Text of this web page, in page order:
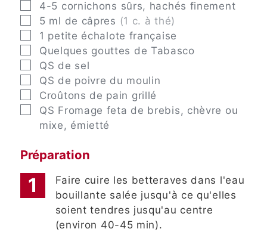
▢
4-5 cornichons sûrs, hachés finement
▢
5 ml de câpres (1 c. à thé)
▢
1 petite échalote française
▢
Quelques gouttes de Tabasco
▢
QS de sel
▢
QS de poivre du moulin
▢
Croûtons de pain grillé
▢
QS Fromage feta de brebis, chèvre ou
mixe, émietté
Préparation
Faire cuire les betteraves dans l'eau
bouillante salée jusqu'à ce qu'elles
soient tendres jusqu'au centre
(environ 40-45 min).